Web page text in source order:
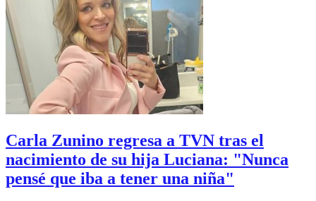
Carla Zunino regresa a TVN tras el
nacimiento de su hija Luciana: "Nunca
pensé que iba a tener una niña"